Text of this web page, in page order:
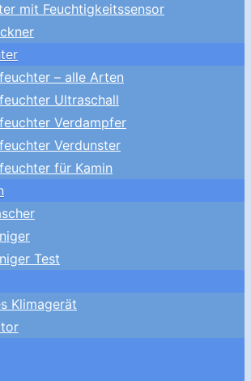
mit Feuchtigkeitssensor
– alle Arten
Ultraschall
Verdampfer
Verdunster
für Kamin
Test
Klimagerät